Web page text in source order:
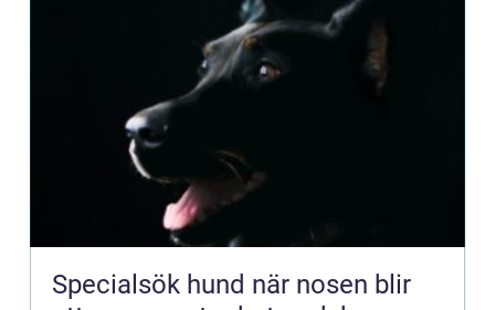
Specialsök hund när nosen blir